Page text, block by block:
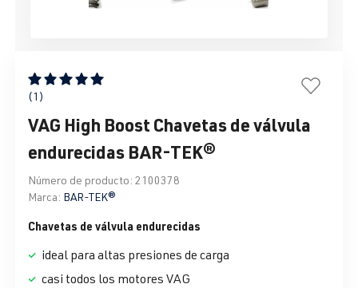
Calificación promedio de 5 de 5 estrellas
(1)
VAG High Boost Chavetas de válvula
endurecidas BAR-TEK®
Número de producto: 2100378
Marca: BAR-TEK®
Chavetas de válvula endurecidas
ideal para altas presiones de carga
casi todos los motores VAG